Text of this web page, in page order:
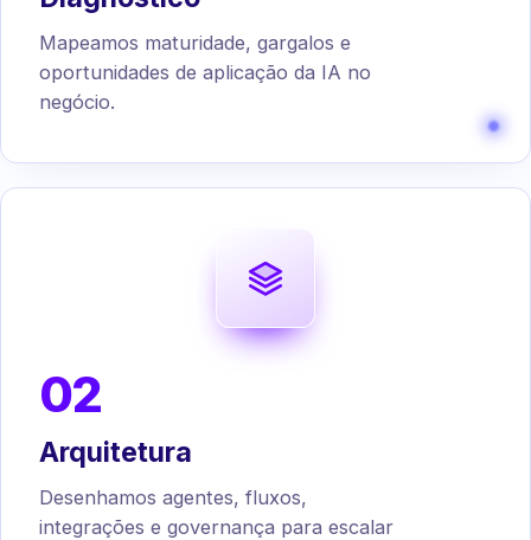
Mapeamos maturidade, gargalos e
oportunidades de aplicação da IA no
negócio.
02
Arquitetura
Desenhamos agentes, fluxos,
integrações e governança para escalar